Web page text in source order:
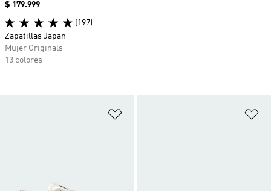
Precio
$ 179.999
(197)
Zapatillas Japan
Mujer Originals
13 colores